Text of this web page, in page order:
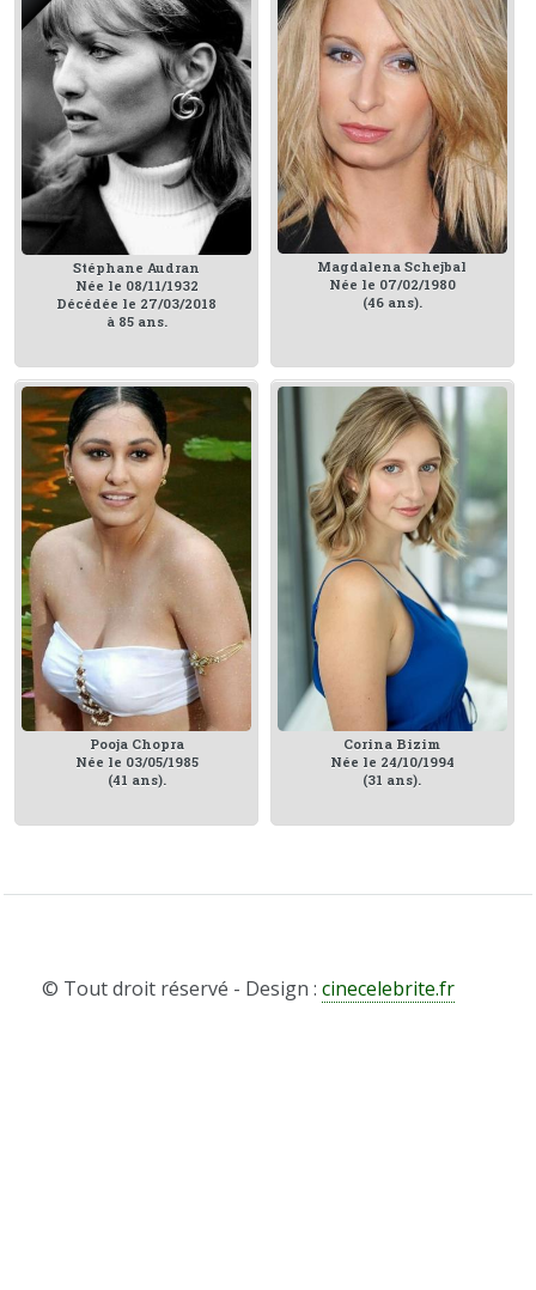
Stéphane Audran
Née le 08/11/1932
Décédée le 27/03/2018
à 85 ans.
Magdalena Schejbal
Née le 07/02/1980
(46 ans).
Pooja Chopra
Née le 03/05/1985
(41 ans).
Corina Bizim
Née le 24/10/1994
(31 ans).
© Tout droit réservé - Design :cinecelebrite.fr